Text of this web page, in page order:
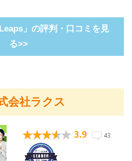
」の評判・口コミを見
る>>
会社ラクス